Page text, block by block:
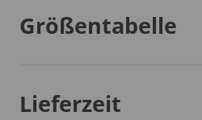
Größentabelle
Lieferzeit